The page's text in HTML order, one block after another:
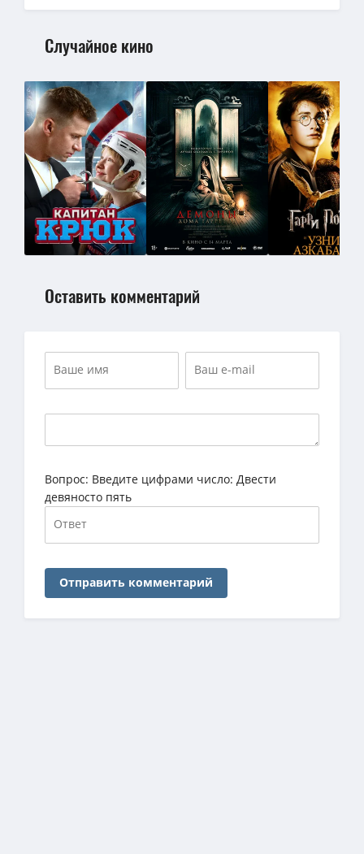
Случайное кино
Оставить комментарий
Вопрос: Введите цифрами число: Двести
девяносто пять
Отправить комментарий